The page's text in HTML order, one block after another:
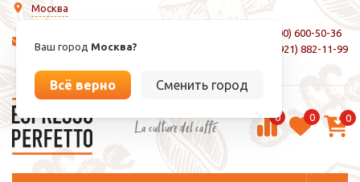
Москва
Ваш город Москва?
Всё верно Сменить город
info@espressoperfetto.ru
8 (800) 600-50-36
+7 (921) 882-11-99
La culture del caffé 0 0 0